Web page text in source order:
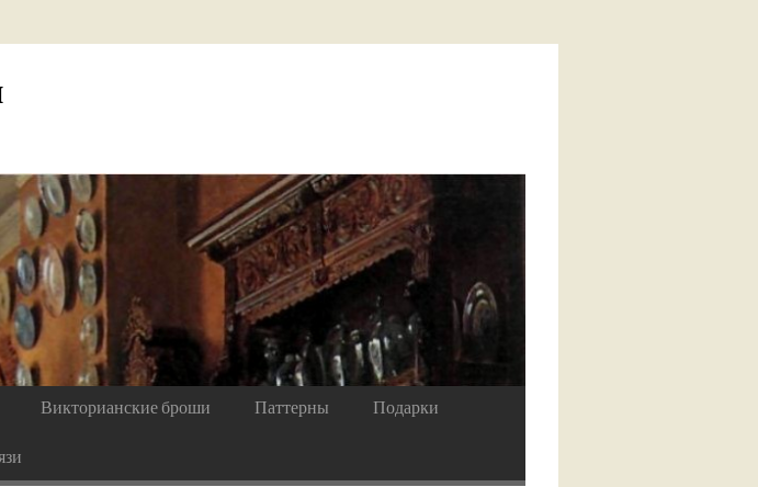
Викторианские броши Паттерны Подарки